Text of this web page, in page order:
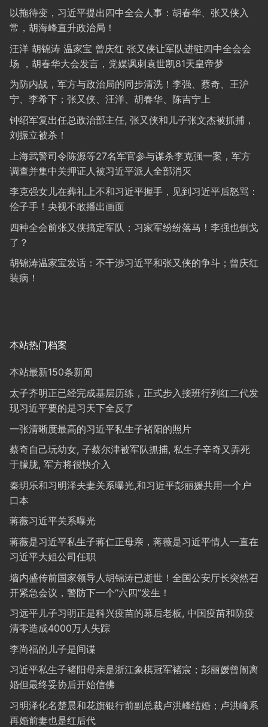
以拖待变，习近平提出四中全会人事：胡春华、张又侠入
常，胡海峰直升政治局！
汪洋 胡锦涛 温家宝 曾庆红 张又侠让军队进驻四中全会会
场 ，胡春华大会发言，党媒讽刺袁世凯81天皇帝梦
为防内战，军方与政治局的同步清洗！李强、蔡奇、王沪
宁、李希下；张又侠、汪洋、胡春华、陈吉宁上
钟绍军复出任总政治部主任, 张又侠和儿子张文杰被抓捕，
刘振立被杀！
上海武警司令陈源等27名军官参与谋杀李克强一案，军方
调查并集中关押证人被习近平派人全部消灭
李克强女儿在葬礼上不和习近平握手，见到习近平后怒骂：
侩子手！央视不敢播出画面
四种全会前张又侠搞定军队；习家军纷纷落马！李强也倒戈
了？
胡锦涛温家宝发话：不干涉习近平和张又侠的争斗；曾庆红
装病！
本站热门档案
本站最新150条新闻
太子齐明正已经完成基层历练，正式步入接班行列红二代发
现习近平要的是习天下全反了
一张清晰度最高的习近平私生子褚阳的照片
蔡奇自己玩幼女, 子蔡尔津被军队抓捕, 私生子辛奇又弄死
于朦胧, 军方将很快介入
秦玥乐和习明泽夫妻关系曝光,和习近平彭丽媛共用一个户
口本
蒋薇习近平关系曝光
蒋薇是习近平私生子蒋仁正母亲，蒋薇是习近平情人一直在
习近平大姐公司任职
墙内盛传前国家领导人胡锦涛已逝世！全国公安厅长突然召
开紧急会议，警防下一个“六四”发生！
习远平儿子习明正是科兴疫苗的幕后老板, 中国疫苗和防疫
清零造成4000万人失踪
李尚福的儿子是间谍
习近平私生子褚阳母亲是浙江象棋冠军褚宸；彭丽媛曾闹离
婚但最终妥协后开始信佛
习明泽化名楚晨和花旗银行前副总裁卢洪峰结婚；卢洪峰系
再婚前妻也是红后代